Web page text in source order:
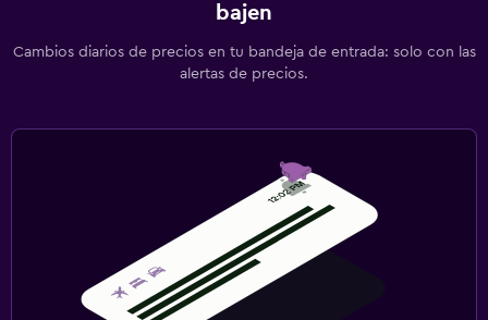
bajen
Cambios diarios de precios en tu bandeja de entrada: solo con las
alertas de precios.